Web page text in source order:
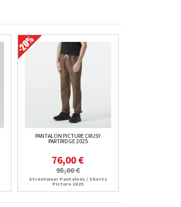
PANTALON PICTURE CRUSY
PARTRIDGE 2025
76,00 €
95,00 €
Streetwear Pantalons / Shorts
Picture 2025